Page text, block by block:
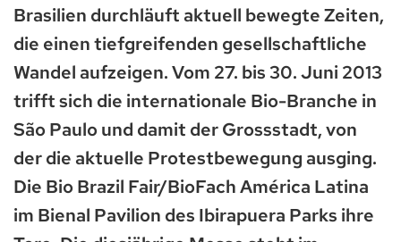
Brasilien durchläuft aktuell bewegte Zeiten,
die einen tiefgreifenden gesellschaftliche
Wandel aufzeigen. Vom 27. bis 30. Juni 2013
trifft sich die internationale Bio-Branche in
São Paulo und damit der Grossstadt, von
der die aktuelle Protestbewegung ausging.
Die Bio Brazil Fair/BioFach América Latina
im Bienal Pavilion des Ibirapuera Parks ihre